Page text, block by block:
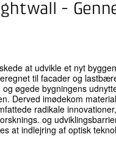
-
at udvikle et nyt
til facader og
øgede bygningens
Derved imødekom
radikale
og
at indlejring af optisk